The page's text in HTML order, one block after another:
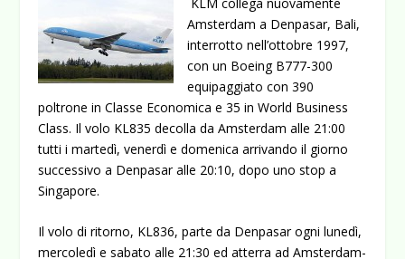
Amsterdam a Denpasar, Bali,
interrotto nell’ottobre 1997,
con un Boeing B777-300
equipaggiato con 390
poltrone in Classe Economica e 35 in World Business
Class. Il volo KL835 decolla da Amsterdam alle 21:00
tutti i martedì, venerdì e domenica arrivando il giorno
successivo a Denpasar alle 20:10, dopo uno stop a
Singapore.
Il volo di ritorno, KL836, parte da Denpasar ogni lunedì,
mercoledì e sabato alle 21:30 ed atterra ad Amsterdam-